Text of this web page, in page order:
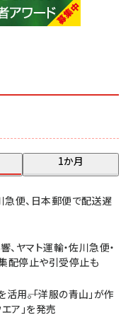
1か月
急便、日本郵便で配送遅
ヤマト運輸・佐川急便・
配停止や引受停止も
――。「洋服の青山」が作
ア」を発売